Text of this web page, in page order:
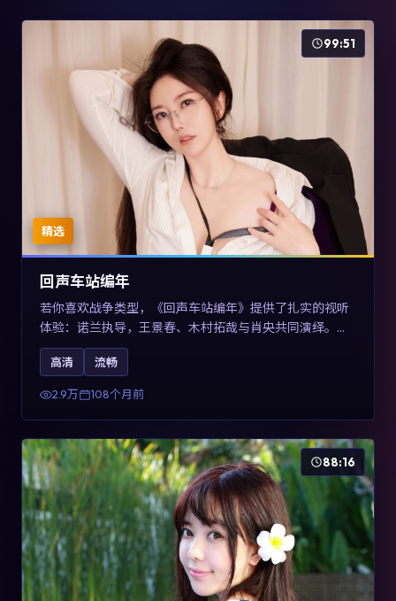
精选
99:51
回声车站编年
若你喜欢战争类型，《回声车站编年》提供了扎实的视听
体验：诺兰执导，王景春、木村拓哉与肖央共同演绎。影
片2017年于澳大利亚上映，内容用喜剧外壳包裹对现实规
则的温和反讽，关键词包含高清流畅、人物关系与情节反
转，适合检索「2017战争」「澳大利亚电影」的用户。
高清 流畅
2.9万 108个月前
88:16